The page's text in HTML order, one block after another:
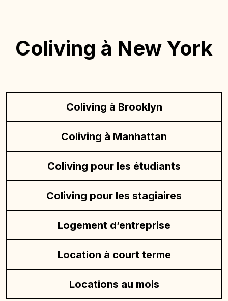
Coliving à New York
Coliving à Brooklyn
Coliving à Manhattan
Coliving pour les étudiants
Coliving pour les stagiaires
Logement d’entreprise
Location à court terme
Locations au mois